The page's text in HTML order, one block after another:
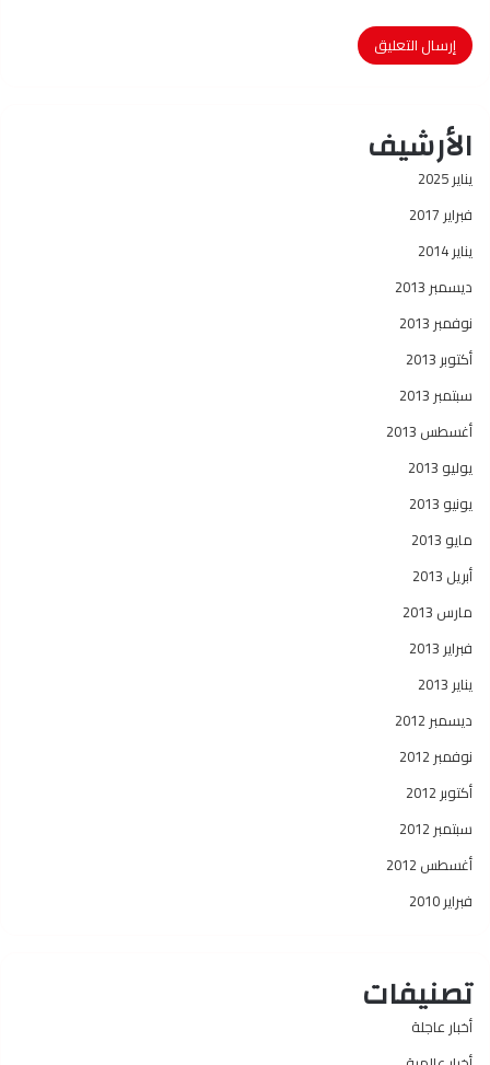
الأرشيف
يناير 2025
فبراير 2017
يناير 2014
ديسمبر 2013
نوفمبر 2013
أكتوبر 2013
سبتمبر 2013
أغسطس 2013
يوليو 2013
يونيو 2013
مايو 2013
أبريل 2013
مارس 2013
فبراير 2013
يناير 2013
ديسمبر 2012
نوفمبر 2012
أكتوبر 2012
سبتمبر 2012
أغسطس 2012
فبراير 2010
تصنيفات
أخبار عاجلة